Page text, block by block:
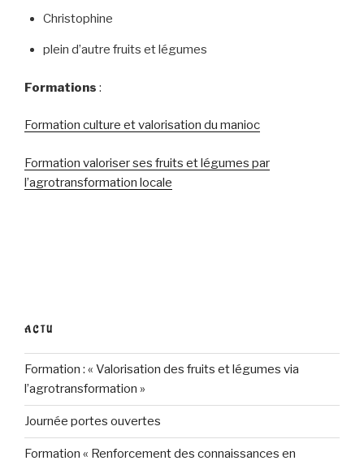
Christophine
plein d’autre fruits et légumes
Formations :
Formation culture et valorisation du manioc
Formation valoriser ses fruits et légumes par
l’agrotransformation locale
ACTU
Formation : « Valorisation des fruits et légumes via
l’agrotransformation »
Journée portes ouvertes
Formation « Renforcement des connaissances en